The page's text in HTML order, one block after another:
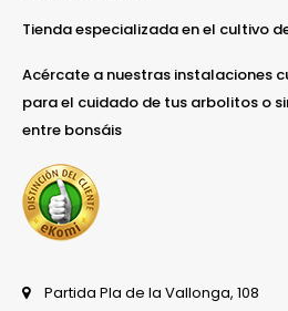
Tienda especializada en el cultivo
Acércate a nuestras instalaciones
para el cuidado de tus arbolitos o
entre bonsáis
Partida Pla de la Vallonga, 108